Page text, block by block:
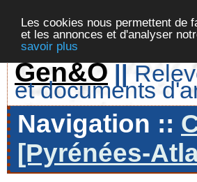
Les cookies nous permettent de
et les annonces et d'analyser
savoir plus
Gen&O ||
et documents
Navigation ::
[Pyrénées-